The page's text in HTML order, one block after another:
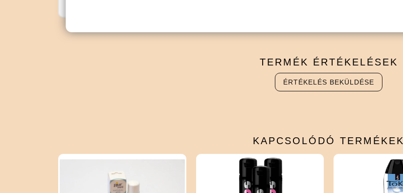
TERMÉK ÉRTÉKELÉSEK
ÉRTÉKELÉS BEKÜLDÉSE
KAPCSOLÓDÓ TERMÉKEK